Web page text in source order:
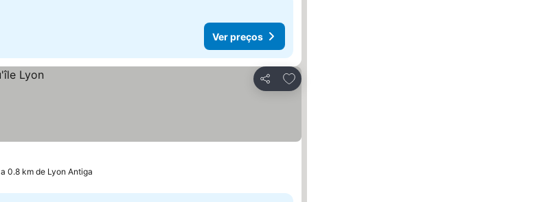
Ver preços
Partilhar
Adicionar aos favoritos
a 0.8 km de Lyon Antiga